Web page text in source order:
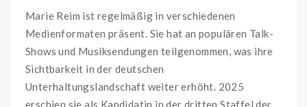
Marie Reim ist regelmäßig in verschiedenen
Medienformaten präsent. Sie hat an populären Talk-
Shows und Musiksendungen teilgenommen, was ihre
Sichtbarkeit in der deutschen
Unterhaltungslandschaft weiter erhöht. 2025
erschien sie als Kandidatin in der dritten Staffel der